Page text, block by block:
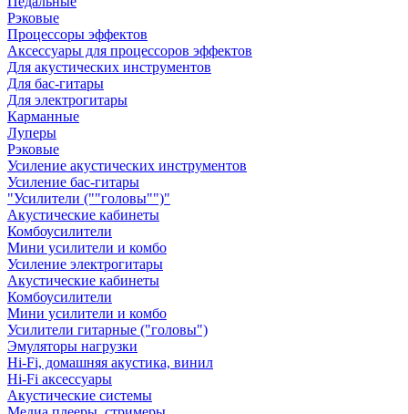
Рэковые
Процессоры эффектов
Аксессуары для процессоров эффектов
Для акустических инструментов
Для бас-гитары
Для электрогитары
Карманные
Луперы
Рэковые
Усиление акустических инструментов
Усиление бас-гитары
"Усилители (""головы"")"
Акустические кабинеты
Комбоусилители
Мини усилители и комбо
Усиление электрогитары
Акустические кабинеты
Комбоусилители
Мини усилители и комбо
Усилители гитарные ("головы")
Эмуляторы нагрузки
Hi-Fi, домашняя акустика, винил
Hi-Fi аксессуары
Акустические системы